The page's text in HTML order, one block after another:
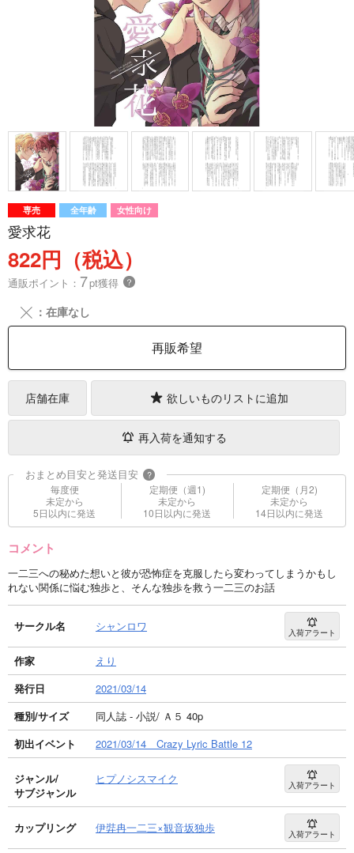
専売 全年齢 女性向け
愛求花
822円（税込）
通販ポイント： 7pt獲得 ？
╳ ：在庫なし
再販希望
店舗在庫 欲しいものリストに追加
再入荷を通知する
おまとめ目安と発送目安 ?
毎度便
未定から
5日以内に発送
定期便（週1)
未定から
10日以内に発送
定期便（月2)
未定から
14日以内に発送
コメント
一二三への秘めた想いと彼が恐怖症を克服したら変わってしまうかもし
れない関係に悩む独歩と、そんな独歩を救う一二三のお話
サークル名 シャンロワ 入荷アラート
作家
えり
発行日
2021/03/14
種別/サイズ
同人誌 - 小説/ Ａ５ 40p
初出イベント
2021/03/14 Crazy Lyric Battle 12
ジャンル/
サブジャンル
ヒプノシスマイク 入荷アラート
カップリング 伊弉冉一二三×観音坂独歩 入荷アラート